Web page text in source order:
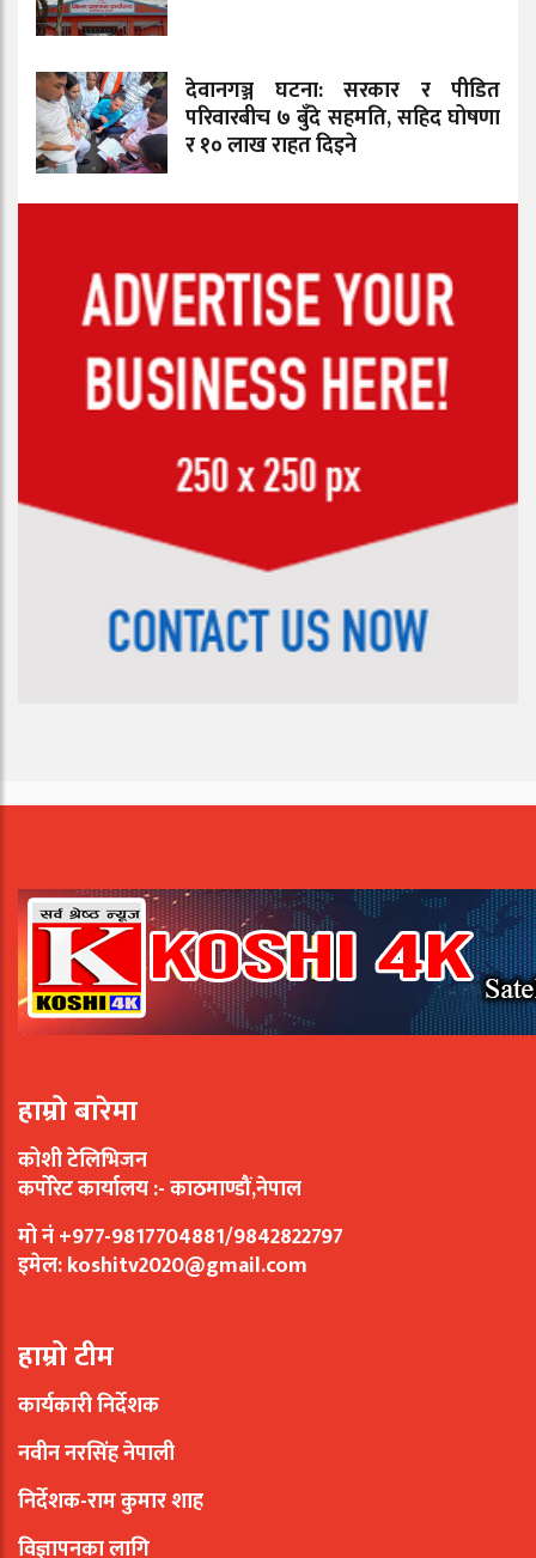
देवानगञ्ज घटना: सरकार र पीडित
परिवारबीच ७ बुँदे सहमति, सहिद घोषणा
र १० लाख राहत दिइने
हाम्रो बारेमा
कोशी टेलिभिजन
कर्पोरेट कार्यालय :- काठमाण्डौं,नेपाल
मो नं +977-9817704881/9842822797
इमेल:koshitv2020@gmail.com
हाम्रो टीम
कार्यकारी निर्देशक
नवीन नरसिंह नेपाली
निर्देशक-राम कुमार शाह
विज्ञापनका लागि